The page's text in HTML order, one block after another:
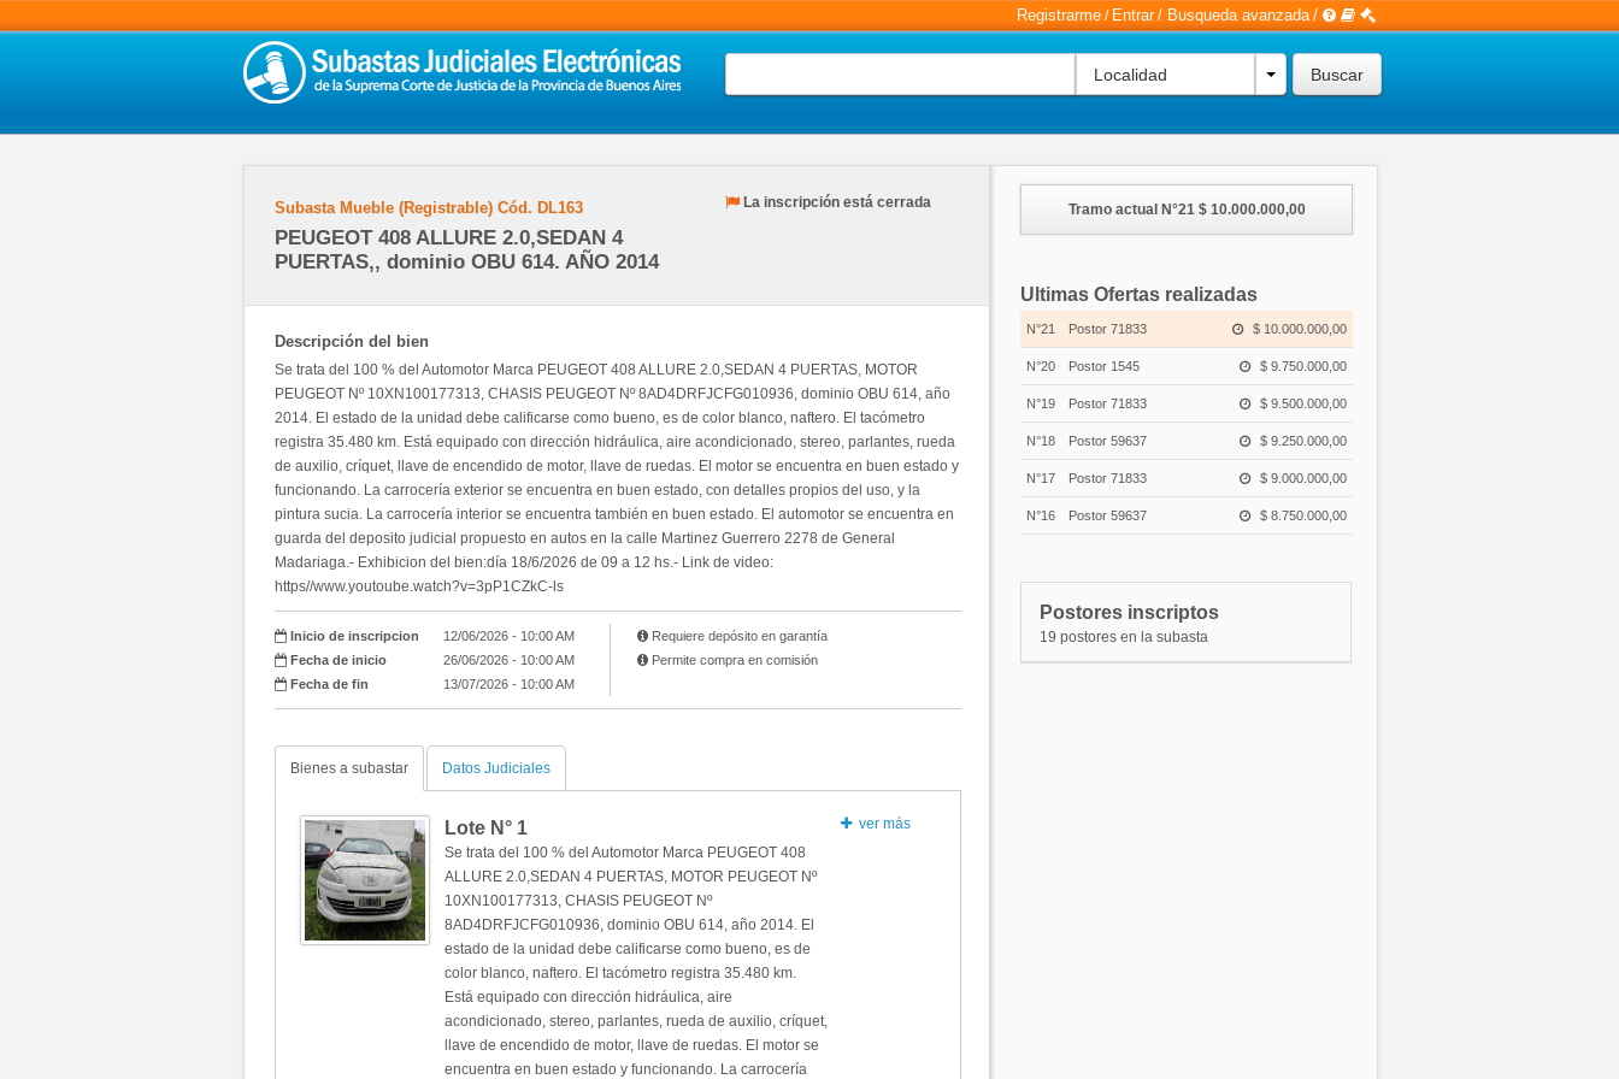
Registrarme / Entrar / Busqueda avanzada /
Localidad
Subasta Mueble (Registrable) Cód. DL163
PEUGEOT 408 ALLURE 2.0,SEDAN 4
PUERTAS,, dominio OBU 614. AÑO 2014
La inscripción está cerrada
Descripción del bien
Se trata del 100 % del Automotor Marca PEUGEOT 408 ALLURE 2.0,SEDAN 4 PUERTAS, MOTOR
PEUGEOT Nº 10XN100177313, CHASIS PEUGEOT Nº 8AD4DRFJCFG010936, dominio OBU 614, año
2014. El estado de la unidad debe calificarse como bueno, es de color blanco, naftero. El tacómetro
registra 35.480 km. Está equipado con dirección hidráulica, aire acondicionado, stereo, parlantes, rueda
de auxilio, críquet, llave de encendido de motor, llave de ruedas. El motor se encuentra en buen estado y
funcionando. La carrocería exterior se encuentra en buen estado, con detalles propios del uso, y la
pintura sucia. La carrocería interior se encuentra también en buen estado. El automotor se encuentra en
guarda del deposito judicial propuesto en autos en la calle Martinez Guerrero 2278 de General
Madariaga.- Exhibicion del bien:día 18/6/2026 de 09 a 12 hs.- Link de video:
https//www.youtoube.watch?v=3pP1CZkC-ls
Inicio de inscripcion
12/06/2026 - 10:00 AM
Fecha de inicio
26/06/2026 - 10:00 AM
Fecha de fin
13/07/2026 - 10:00 AM
Requiere depósito en garantía
Permite compra en comisión
Bienes a subastar Datos Judiciales
Lote N° 1
Se trata del 100 % del Automotor Marca PEUGEOT 408
ALLURE 2.0,SEDAN 4 PUERTAS, MOTOR PEUGEOT Nº
10XN100177313, CHASIS PEUGEOT Nº
8AD4DRFJCFG010936, dominio OBU 614, año 2014. El
estado de la unidad debe calificarse como bueno, es de
color blanco, naftero. El tacómetro registra 35.480 km.
Está equipado con dirección hidráulica, aire
acondicionado, stereo, parlantes, rueda de auxilio, críquet,
llave de encendido de motor, llave de ruedas. El motor se
encuentra en buen estado y funcionando. La carrocería
ver más
Tramo actual N°21 $ 10.000.000,00
Ultimas Ofertas realizadas
N°21 Postor 71833 $ 10.000.000,00
N°20 Postor 1545 $ 9.750.000,00
N°19 Postor 71833 $ 9.500.000,00
N°18 Postor 59637 $ 9.250.000,00
N°17 Postor 71833 $ 9.000.000,00
N°16 Postor 59637 $ 8.750.000,00
N°12 Postor 59637 $ 7.750.000,00
Postores inscriptos
19 postores en la subasta